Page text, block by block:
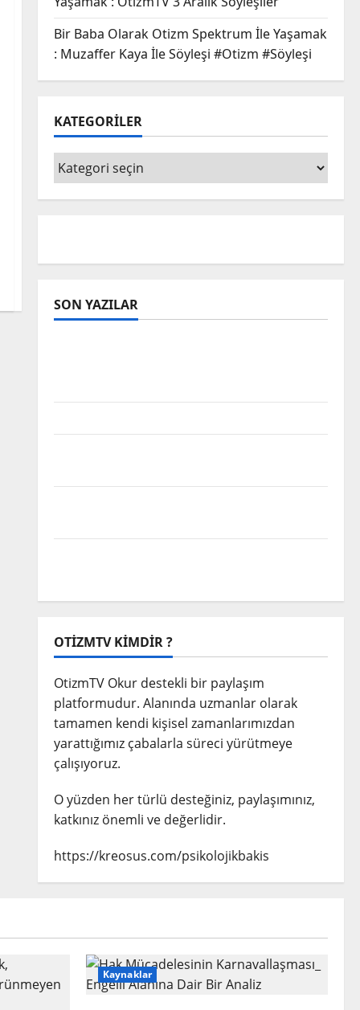
Bir Baba Olarak Otizm Spektrum İle Yaşamak
: Muzaffer Kaya İle Söyleşi #Otizm #Söyleşi
KATEGORİLER
KATEGORİLER
SON YAZILAR
OTIZMTV KIMDIR ?
OtizmTV Okur destekli bir paylaşım
platformudur. Alanında uzmanlar olarak
tamamen kendi kişisel zamanlarımızdan
yarattığımız çabalarla süreci yürütmeye
çalışıyoruz.
O yüzden her türlü desteğiniz, paylaşımınız,
katkınız önemli ve değerlidir.
https://kreosus.com/psikolojikbakis
Kaynaklar